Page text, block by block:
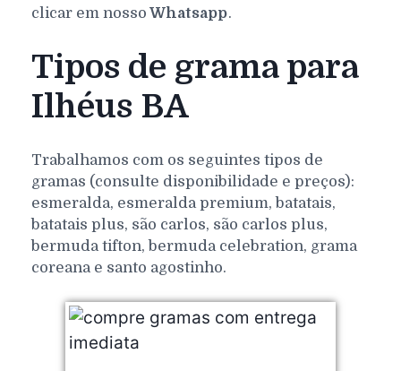
clicar em nosso Whatsapp.
Tipos de grama para
Ilhéus BA
Trabalhamos com os seguintes tipos de
gramas (consulte disponibilidade e preços):
esmeralda, esmeralda premium, batatais,
batatais plus, são carlos, são carlos plus,
bermuda tifton, bermuda celebration, grama
coreana e santo agostinho.